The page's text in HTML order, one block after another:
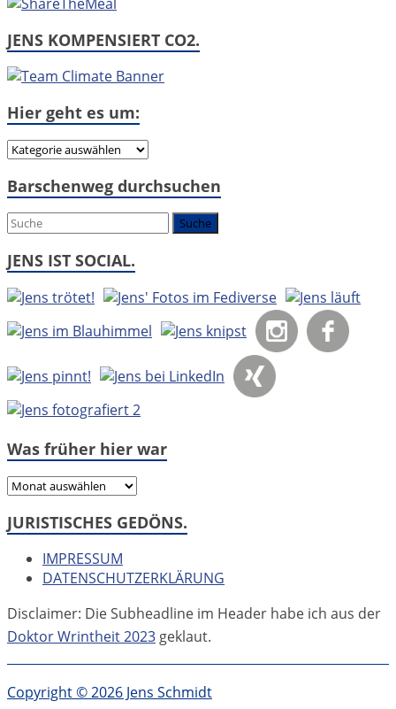
JENS KOMPENSIERT CO2.
Hier geht es um:
Hier
es
Barschenweg durchsuchen
JENS IST SOCIAL.
Was früher hier war
Was
hier
JURISTISCHES GEDÖNS.
IMPRESSUM
DATENSCHUTZERKLÄRUNG
Disclaimer: Die Subheadline im Header habe ich aus der
Doktor Wrintheit 2023 geklaut.
Copyright © 2026 Jens Schmidt